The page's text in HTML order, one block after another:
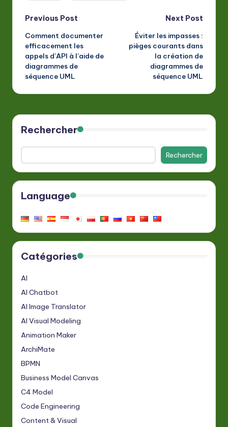
Post
navigation
Previous Post
Comment documenter
efficacement les
appels d’API à l’aide de
diagrammes de
séquence UML
Next Post
Éviter les impasses :
pièges courants dans
la création de
diagrammes de
séquence UML
Rechercher
Rechercher
Language
Catégories
AI
AI Chatbot
AI Image Translator
AI Visual Modeling
Animation Maker
ArchiMate
BPMN
Business Model Canvas
C4 Model
Code Engineering
Content & Visual